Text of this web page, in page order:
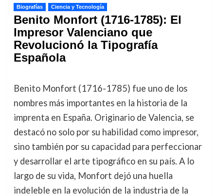
Biografías Ciencia y Tecnología
Benito Monfort (1716-1785): El
Impresor Valenciano que
Revolucionó la Tipografía
Española
Benito Monfort (1716-1785) fue uno de los
nombres más importantes en la historia de la
imprenta en España. Originario de Valencia, se
destacó no solo por su habilidad como impresor,
sino también por su capacidad para perfeccionar
y desarrollar el arte tipográfico en su país. A lo
largo de su vida, Monfort dejó una huella
indeleble en la evolución de la industria de la